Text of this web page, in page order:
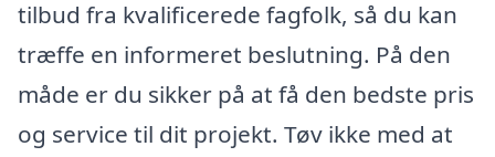
tilbud fra kvalificerede fagfolk, så du kan
træffe en informeret beslutning. På den
måde er du sikker på at få den bedste pris
og service til dit projekt. Tøv ikke med at